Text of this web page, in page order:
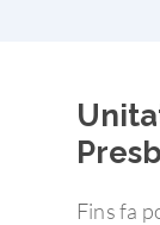
Fins fa